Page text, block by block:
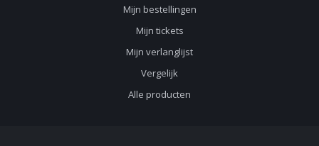
Mijn bestellingen
Mijn tickets
Mijn verlanglijst
Vergelijk
Alle producten